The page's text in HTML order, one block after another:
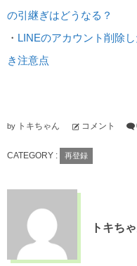
の引継ぎはどうなる？
・ LINEのアカウント削除
き注意点
by トキちゃん コメント
CATEGORY : 再登録
トキち